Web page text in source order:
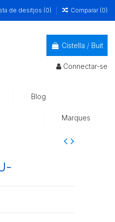
de desitjos (0) Comparar (0)
Cistella / Buit
Connectar-se
Blog
Marques